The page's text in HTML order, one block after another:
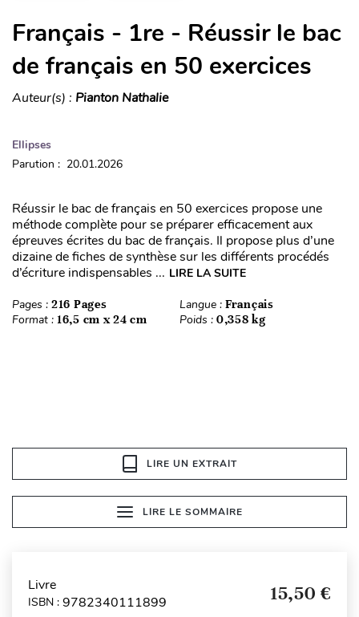
Français - 1re - Réussir le bac
de français en 50 exercices
Auteur(s) : Pianton Nathalie
Ellipses
Parution : 20.01.2026
Réussir le bac de français en 50 exercices propose une
méthode complète pour se préparer efficacement aux
épreuves écrites du bac de français. Il propose plus d’une
dizaine de fiches de synthèse sur les différents procédés
d’écriture indispensables ... LIRE LA SUITE
Pages : 216 Pages Langue : Français
Format : 16,5 cm x 24 cm Poids : 0,358 kg
LIRE UN EXTRAIT
LIRE LE SOMMAIRE
Livre
ISBN : 9782340111899 15,50 €